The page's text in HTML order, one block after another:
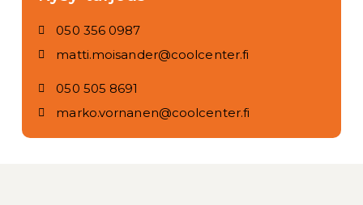
050 356 0987
matti.moisander@coolcenter.fi
050 505 8691
marko.vornanen@coolcenter.fi